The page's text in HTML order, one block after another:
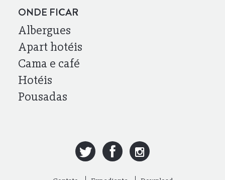
ONDE FICAR
Albergues
Apart hotéis
Cama e café
Hotéis
Pousadas